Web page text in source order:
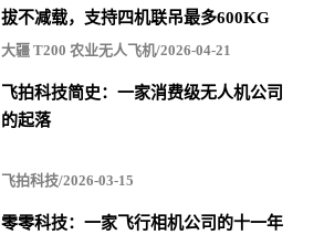
拔不减载，支持四机联吊最多600KG
大疆 T200 农业无人飞机/2026-04-21
飞拍科技简史：一家消费级无人机公司
的起落
飞拍科技/2026-03-15
零零科技：一家飞行相机公司的十一年